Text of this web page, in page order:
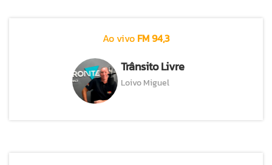
Ao vivo FM 94,3
Trânsito Livre
Loivo Miguel